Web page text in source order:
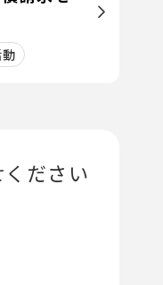
ださい